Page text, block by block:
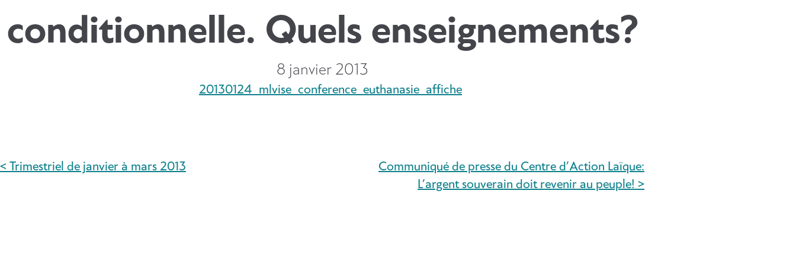
conditionnelle. Quels enseignements?
8 janvier 2013
20130124_mlvise_conference_euthanasie_affiche
NAVIGATION
< Trimestriel de janvier à mars 2013
Communiqué de presse du Centre d’Action Laïque:
L’argent souverain doit revenir au peuple! >